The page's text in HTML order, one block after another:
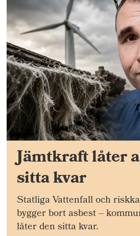
Jämtkraft låter
sitta kvar
Statliga Vattenfall och
bygger bort asbest –
låter den sitta kvar.